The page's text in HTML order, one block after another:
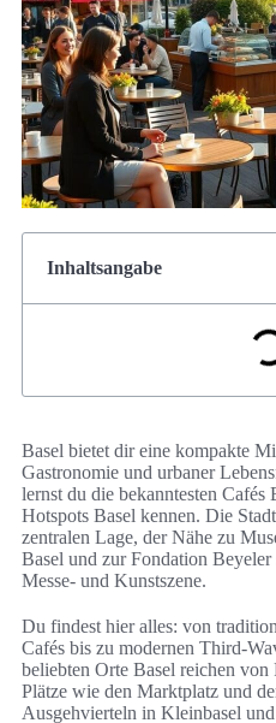
Inhaltsangabe
Basel bietet dir eine kompakte
Gastronomie und urbaner
lernst du die bekanntesten Cafés
Hotspots Basel kennen. Die
zentralen Lage, der Nähe zu
Basel und zur Fondation
Messe- und Kunstszene.
Du findest hier alles: von
Cafés bis zu modernen
beliebten Orte Basel reichen von
Plätze wie den Marktplatz und
Ausgehvierteln in Kleinbasel und